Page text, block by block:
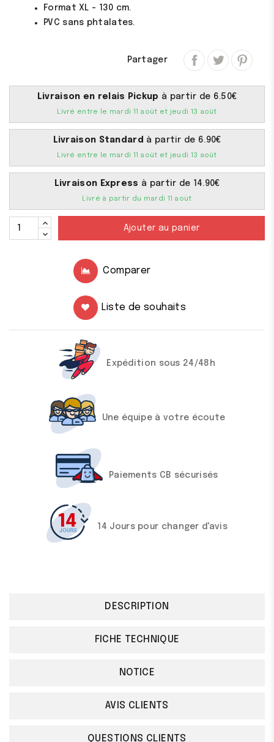
Format XL - 130 cm.
PVC sans phtalates.
Partager
Livraison en relais Pickup à partir de 6.50€
Livré entre le mardi 11 août et jeudi 13 août
Livraison Standard à partir de 6.90€
Livré entre le mardi 11 août et jeudi 13 août
Livraison Express à partir de 14.90€
Livré à partir du mardi 11 août
Ajouter au panier
Comparer
Liste de souhaits
Expédition sous 24/48h
Une équipe à votre écoute
Paiements CB sécurisés
14 Jours pour changer d'avis
DESCRIPTION
FICHE TECHNIQUE
NOTICE
AVIS CLIENTS
QUESTIONS CLIENTS